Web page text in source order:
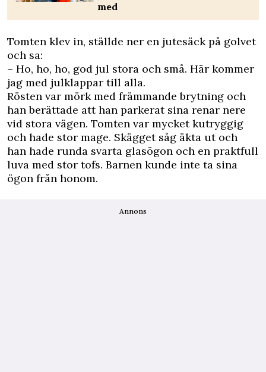
med
Tomten klev in, ställde ner en jutesäck på golvet
och sa:
– Ho, ho, ho, god jul stora och små. Här kommer
jag med julklappar till alla.
Rösten var mörk med främmande brytning och
han berättade att han parkerat sina renar nere
vid stora vägen. Tomten var mycket kutryggig
och hade stor mage. Skägget såg äkta ut och
han hade runda svarta glasögon och en praktfull
luva med stor tofs. Barnen kunde inte ta sina
ögon från honom.
Annons